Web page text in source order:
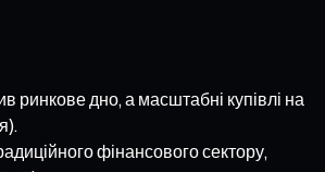
ринкове дно, а масштабні купівлі на
фінансового сектору,